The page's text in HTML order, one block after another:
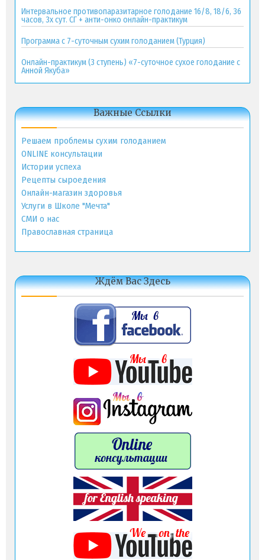
Интервальное противопаразитарное голодание 16/8, 18/6, 36
часов, 3х сут. СГ + анти-онко онлайн-практикум
Программа с 7-суточным сухим голоданием (Турция)
Онлайн-практикум (3 ступень) «7-суточное сухое голодание с
Анной Якуба»
Важные Ссылки
Решаем проблемы сухим голоданием
ONLINE консультации
Истории успеха
Рецепты сыроедения
Онлайн-магазин здоровья
Услуги в Школе "Мечта"
СМИ о нас
Православная страница
Ждём Вас Здесь